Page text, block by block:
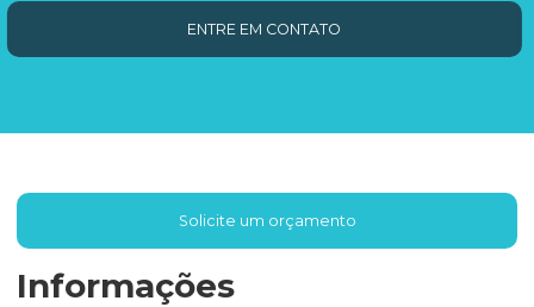
ENTRE EM CONTATO
Solicite um orçamento
Informações